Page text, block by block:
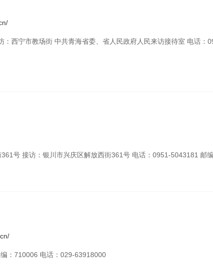
：西宁市教场街 中共青海省委、省人民政府人民来访接待室 电话：
号 接访：银川市兴庆区解放西街361号 电话：0951-5043181 邮
：710006 电话：029-63918000